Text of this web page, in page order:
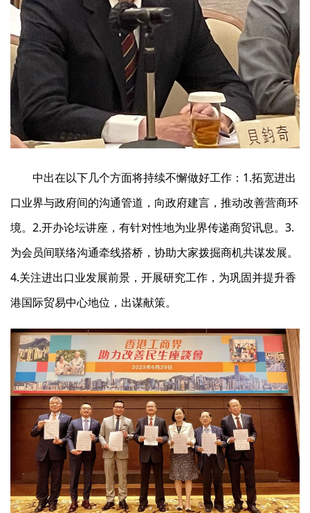
中出在以下几个方面将持续不懈做好工作：1.拓宽进出
口业界与政府间的沟通管道，向政府建言，推动改善营商环
境。2.开办论坛讲座，有针对性地为业界传递商贸讯息。3.
为会员间联络沟通牵线搭桥，协助大家拨掘商机共谋发展。
4.关注进出口业发展前景，开展研究工作，为巩固并提升香
港国际贸易中心地位，出谋献策。